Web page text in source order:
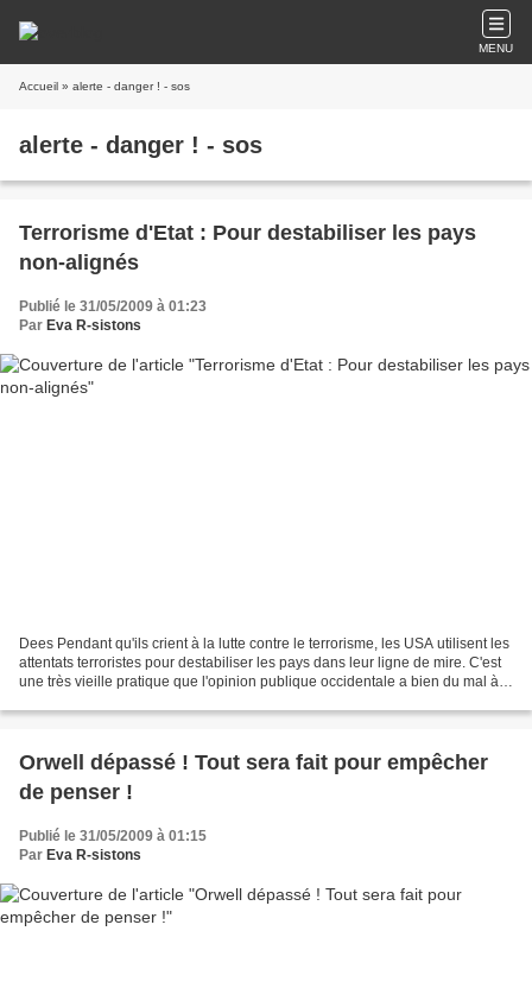
MENU
Accueil » alerte - danger ! - sos
alerte - danger ! - sos
Terrorisme d'Etat : Pour destabiliser les pays
non-alignés
Publié le 31/05/2009 à 01:23
Par Eva R-sistons
Dees Pendant qu'ils crient à la lutte contre le terrorisme, les USA utilisent les
attentats terroristes pour destabiliser les pays dans leur ligne de mire. C'est
une très vieille pratique que l'opinion publique occidentale a bien du mal à
Orwell dépassé ! Tout sera fait pour empêcher
de penser !
Publié le 31/05/2009 à 01:15
Par Eva R-sistons